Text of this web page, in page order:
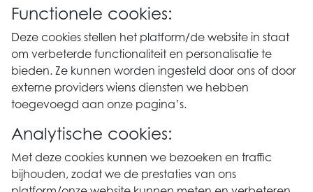
Functionele cookies:
Deze cookies stellen het platform/de website in staat
om verbeterde functionaliteit en personalisatie te
bieden. Ze kunnen worden ingesteld door ons of door
externe providers wiens diensten we hebben
toegevoegd aan onze pagina’s.
Analytische cookies:
Met deze cookies kunnen we bezoeken en traffic
bijhouden, zodat we de prestaties van ons